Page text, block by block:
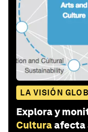
LA VISIÓN
Explora y
Culturaafecta